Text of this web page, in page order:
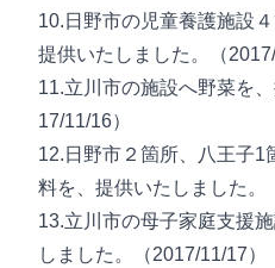
10.日野市の児童養護施設
提供いたしました。（2017/
11.立川市の施設へ野菜を
17/11/16）
12.日野市２箇所、八王子1
料を、提供いたしました。
13.立川市の母子家庭支援
しました。（2017/11/17）